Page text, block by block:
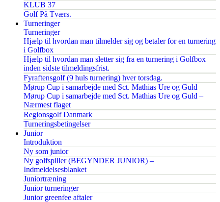
KLUB 37
Golf På Tværs.
Turneringer
Turneringer
Hjælp til hvordan man tilmelder sig og betaler for en turnering
i Golfbox
Hjælp til hvordan man sletter sig fra en turnering i Golfbox
inden sidste tilmeldingsfrist.
Fyraftensgolf (9 huls turnering) hver torsdag.
Mørup Cup i samarbejde med Sct. Mathias Ure og Guld
Mørup Cup i samarbejde med Sct. Mathias Ure og Guld –
Nærmest flaget
Regionsgolf Danmark
Turneringsbetingelser
Junior
Introduktion
Ny som junior
Ny golfspiller (BEGYNDER JUNIOR) –
Indmeldelsesblanket
Juniortræning
Junior turneringer
Junior greenfee aftaler